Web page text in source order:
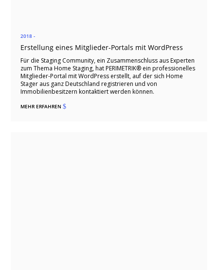
2018 -
Erstellung eines Mitglieder-Portals mit WordPress
Für die Staging Community, ein Zusammenschluss aus Experten
zum Thema Home Staging, hat PERIMETRIK® ein professionelles
Mitglieder-Portal mit WordPress erstellt, auf der sich Home
Stager aus ganz Deutschland registrieren und von
Immobilienbesitzern kontaktiert werden können.
MEHR ERFAHREN$